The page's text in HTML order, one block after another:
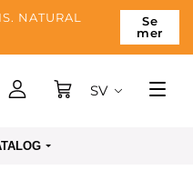
NATURAL
Se
mer
SV